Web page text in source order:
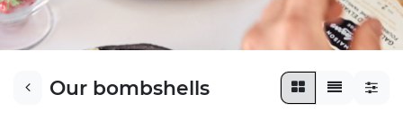
Our bombshells